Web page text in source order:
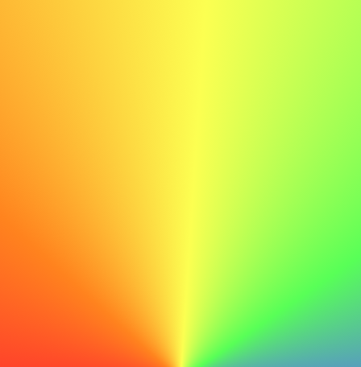
Voorbeeld sollicitatiebrief voor een
klantenservice medewerker